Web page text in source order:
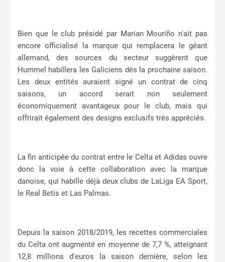
Bien que le club présidé par Marian Mouriño n'ait pas
encore officialisé la marque qui remplacera le géant
allemand, des sources du secteur suggèrent que
Hummel habillera les Galiciens dès la prochaine saison.
Les deux entités auraient signé un contrat de cinq
saisons, un accord serait non seulement
économiquement avantageux pour le club, mais qui
offrirait également des designs exclusifs très appréciés.
La fin anticipée du contrat entre le Celta et Adidas ouvre
donc la voie à cette collaboration avec la marque
danoise, qui habille déjà deux clubs de LaLiga EA Sport,
le Real Betis et Las Palmas.
Depuis la saison 2018/2019, les recettes commerciales
du Celta ont augmenté en moyenne de 7,7 %, atteignant
12,8 millions d'euros la saison dernière, selon les